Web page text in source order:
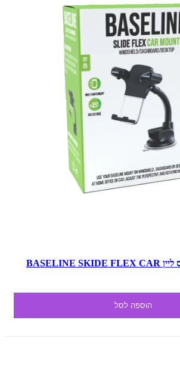
זרוע מעמד לרכב בייס ליין BASELINE SKIDE FLEX CAR
הוספה לסל